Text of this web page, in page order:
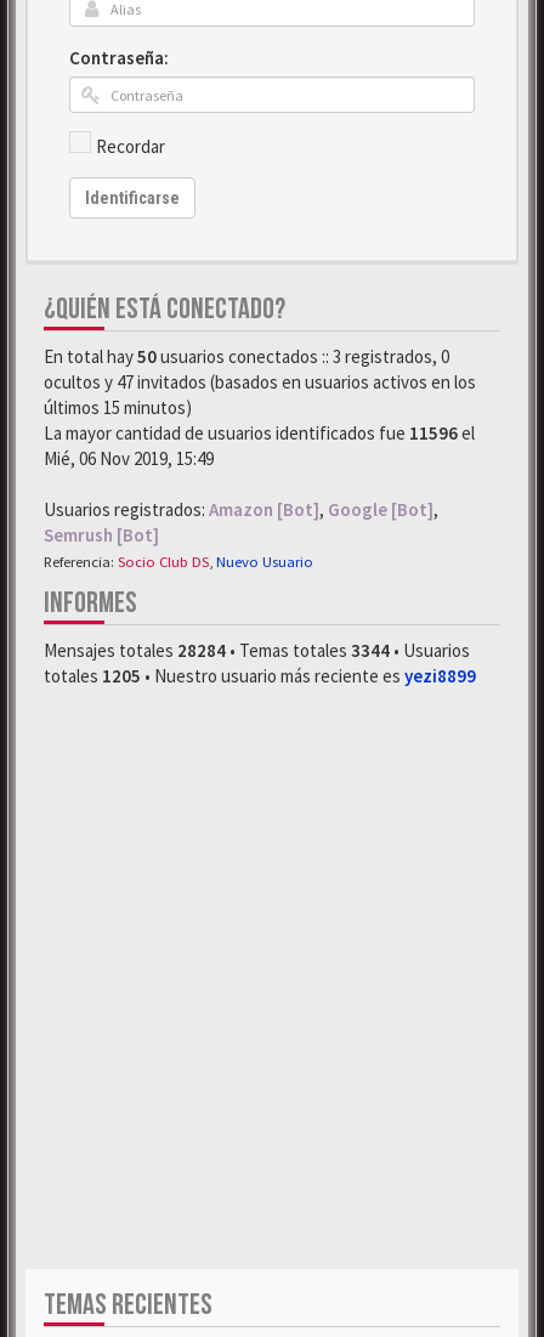
Contraseña:
Recordar
Identificarse
¿QUIÉN ESTÁ CONECTADO?
En total hay50usuarios conectados :: 3 registrados, 0
ocultos y 47 invitados (basados en usuarios activos en los
últimos 15 minutos)
La mayor cantidad de usuarios identificados fue 11596el
Mié, 06 Nov 2019, 15:49
Usuarios registrados: Amazon [Bot], Google [Bot],
Semrush [Bot]
Referencia: Socio Club DS Nuevo Usuario
INFORMES
Mensajes totales 28284 • Temas totales 3344 • Usuarios
totales 1205 • Nuestro usuario más reciente es yezi8899
TEMAS RECIENTES